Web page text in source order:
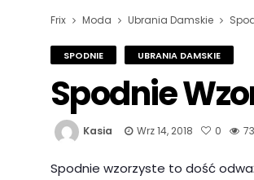
Frix Moda Ubrania Damskie
SPODNIE UBRANIA DAMSKIE
Spodnie
Kasia Wrz 14, 2018 0
Spodnie wzorzyste to dość